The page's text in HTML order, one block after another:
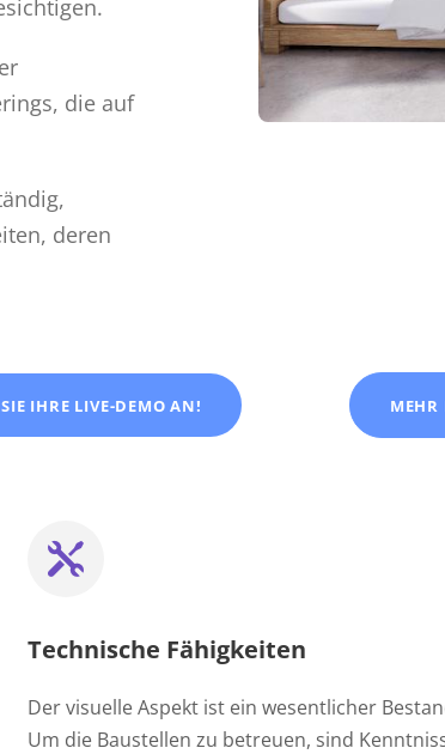
die auf
deren
IHRE LIVE-DEMO AN! MEHR
Technische Fähigkeiten
Der visuelle Aspekt ist ein wesentlicher
Um die Baustellen zu betreuen, sind